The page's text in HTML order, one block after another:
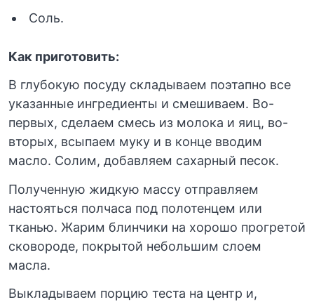
Соль.
Как приготовить:
В глубокую посуду складываем поэтапно все
указанные ингредиенты и смешиваем. Во-
первых, сделаем смесь из молока и яиц, во-
вторых, всыпаем муку и в конце вводим
масло. Солим, добавляем сахарный песок.
Полученную жидкую массу отправляем
настояться полчаса под полотенцем или
тканью. Жарим блинчики на хорошо прогретой
сковороде, покрытой небольшим слоем
масла.
Выкладываем порцию теста на центр и,